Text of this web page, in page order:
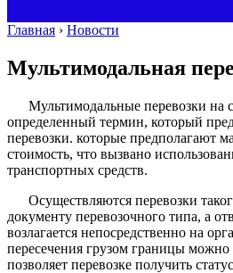
Главная › Новости
Мультимодальная
Мультимодальные перевозки
определенный термин, который
перевозки. которые предполагают
стоимость, что вызвано
транспортных средств.
Осуществляются перевозки
документу перевозочного типа, а
возлагается непосредственно на
пересечения грузом границы можно
позволяет перевозке получить